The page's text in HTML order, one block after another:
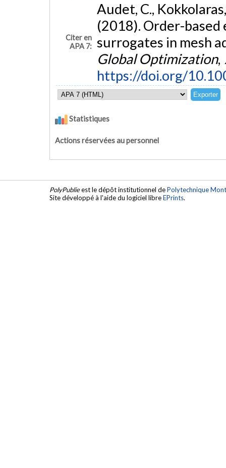
Citer en
APA 7:
Audet, C.,
(2018). Order-
surrogates in mesh
Global Optimization,
https://doi.org/
Statistiques
Actions réservées au personnel
PolyPublieest le dépôt institutionnel dePolytechnique
Site développé à l'aide du logiciel libreEPrints.